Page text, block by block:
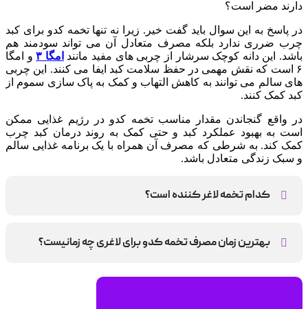
دارند مضر است؟
در پاسخ به این سوال باید گفت خیر. زیرا نه تنها تخمه کدو برای کبد
چرب ضرری ندارد بلکه مصرف متعادل آن می تواند سودمند هم
باشد. این دانه کوچک سرشار از چربی های مفید مانند امگا ۳
و امگا
۶ است که نقش مهمی در حفظ سلامت کبد ایفا می کنند. این چربی
های سالم می توانند به کاهش التهاب و کمک به پاک سازی سموم از
کبد کمک کنند.
در واقع گنجاندن مقدار مناسب تخمه کدو در رژیم غذایی ممکن
است به بهبود عملکرد کبد و حتی کمک به روند درمان کبد چرب
کمک کند. به شرطی که مصرف آن همراه با یک برنامه غذایی سالم
و سبک زندگی متعادل باشد.
کدام تخمه لاغر کننده است؟
بهترین زمان مصرف تخمه کدو برای لاغری چه زمانیست؟